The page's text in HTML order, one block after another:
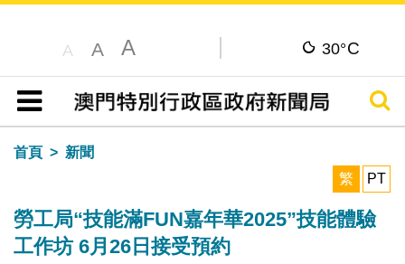
A A A 30°C
目錄
搜尋
首頁
新聞
繁
PT
勞工局“技能滿FUN嘉年華2025”技能體驗
工作坊 6月26日接受預約